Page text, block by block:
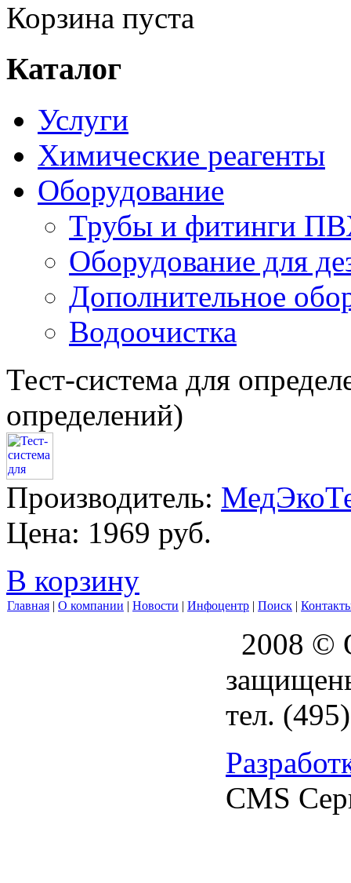
Корзина пуста
Каталог
Услуги
Химические реагенты
Оборудование
Трубы и фитинги
Оборудование для
Дополнительное
Водоочистка
Тест-система для
определений)
Производитель:
Цена: 1969 руб.
В корзину
Главная | О компании | Новости | Инфоцентр | Поиск |
2008 ©
тел.
CMS